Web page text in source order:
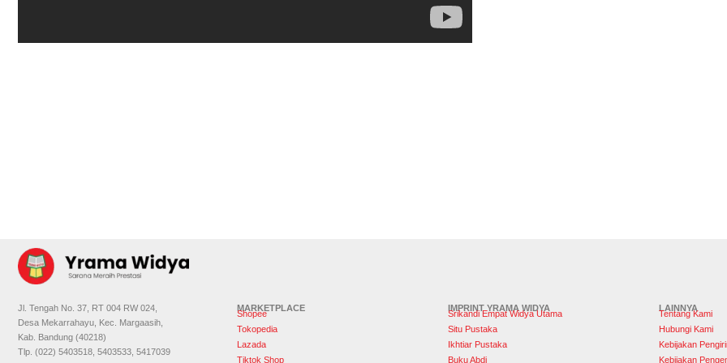
Jl. Tengah No. 37, RT 004 RW 024,
Desa Mekarrahayu, Kec. Margaasih,
Kab. Bandung (40218)
Tlp. (022) 5403518, 5403533, 5417039
MARKETPLACE
Shopee
Tokopedia
Lazada
Tiktok Shop
IMPRINT YRAMA WIDYA
Srikandi Empat Widya Utama
Situ Pustaka
Ikhtiar Pustaka
Buku Abdi
LAINNYA
Tentang Kami
Hubungi Kami
Kebijakan
Kebijakan